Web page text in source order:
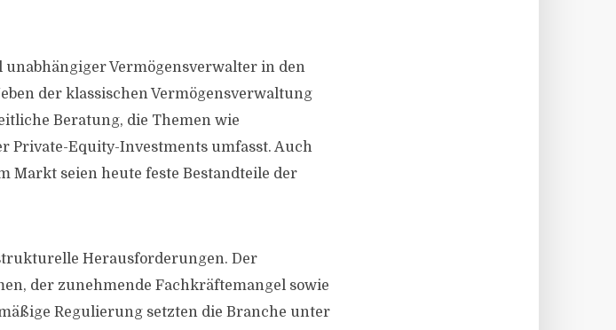
unabhängiger Vermögensverwalter in den
der klassischen Vermögensverwaltung
Beratung, die Themen wie
Private-Equity-Investments umfasst. Auch
Markt seien heute feste Bestandteile der
Herausforderungen. Der
der zunehmende Fachkräftemangel sowie
Regulierung setzten die Branche unter